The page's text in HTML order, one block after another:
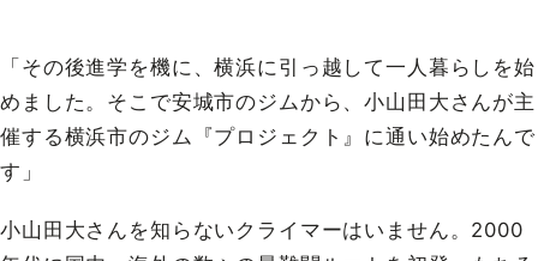
「その後進学を機に、横浜に引っ越して一人暮らしを始
めました。そこで安城市のジムから、小山田大さんが主
催する横浜市のジム『プロジェクト』に通い始めたんで
す」
小山田大さんを知らないクライマーはいません。2000